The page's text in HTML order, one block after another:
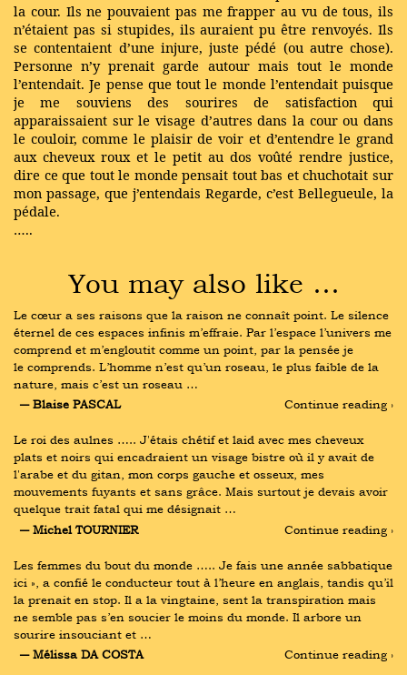
la cour. Ils ne pouvaient pas me frapper au vu de tous, ils
n’étaient pas si stupides, ils auraient pu être renvoyés. Ils
se contentaient d’une injure, juste pédé (ou autre chose).
Personne n’y prenait garde autour mais tout le monde
l’entendait. Je pense que tout le monde l’entendait puisque
je me souviens des sourires de satisfaction qui
apparaissaient sur le visage d’autres dans la cour ou dans
le couloir, comme le plaisir de voir et d’entendre le grand
aux cheveux roux et le petit au dos voûté rendre justice,
dire ce que tout le monde pensait tout bas et chuchotait sur
mon passage, que j’entendais Regarde, c’est Bellegueule, la
pédale.
…..
You may also like …
Le cœur a ses raisons que la raison ne connaît point. Le silence
éternel de ces espaces infinis m’effraie. Par l’espace l’univers me
comprend et m’engloutit comme un point, par la pensée je
le comprends. L’homme n’est qu’un roseau, le plus faible de la
nature, mais c’est un roseau …
― Blaise PASCAL
Continue reading ›
Le roi des aulnes ….. J'étais chétif et laid avec mes cheveux
plats et noirs qui encadraient un visage bistre où il y avait de
l'arabe et du gitan, mon corps gauche et osseux, mes
mouvements fuyants et sans grâce. Mais surtout je devais avoir
quelque trait fatal qui me désignait …
― Michel TOURNIER
Continue reading ›
Les femmes du bout du monde ….. Je fais une année sabbatique
ici », a confié le conducteur tout à l’heure en anglais, tandis qu’il
la prenait en stop. Il a la vingtaine, sent la transpiration mais
ne semble pas s’en soucier le moins du monde. Il arbore un
sourire insouciant et …
― Mélissa DA COSTA
Continue reading ›